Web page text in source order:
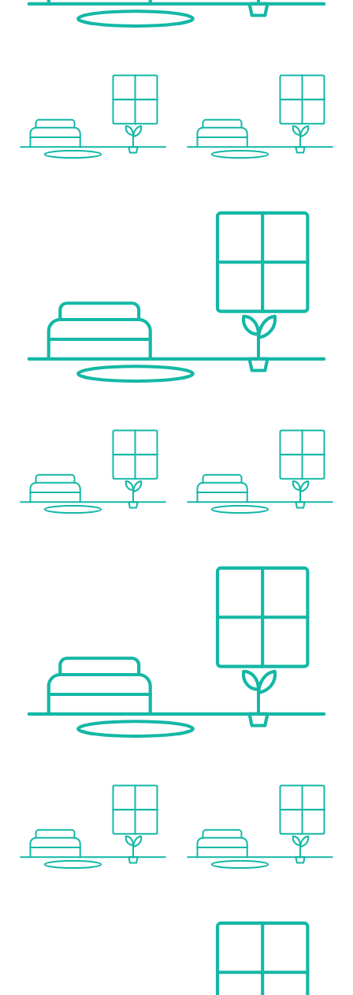
• Supermarkets, bars & restaurants (La Alcaidesa Plaza): approx. 1.4 km
Sustainability & Build Quality
• Sello Verde sustainable building certification
• DOMUM standard
• Strong focus on energy efficiency and responsible materials